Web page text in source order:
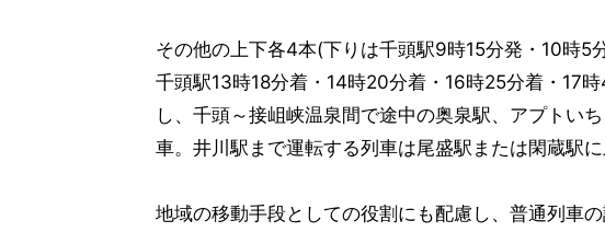
その他の上下各4本(下りは千頭駅9時15分発・10時5
千頭駅13時18分着・14時20分着・16時25分着・17
し、千頭～接岨峡温泉間で途中の奥泉駅、アプトい
車。井川駅まで運転する列車は尾盛駅または閑蔵駅に
地域の移動手段としての役割にも配慮し、普通列車